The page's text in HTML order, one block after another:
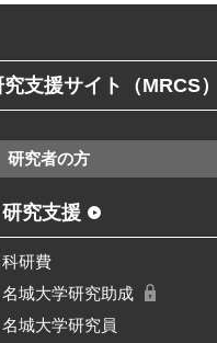
支援サイト（MRCS）
研究者の方
研究支援
科研費
名城大学研究助成
名城大学研究員